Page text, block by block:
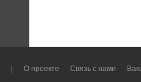
О проекте Связь с нами